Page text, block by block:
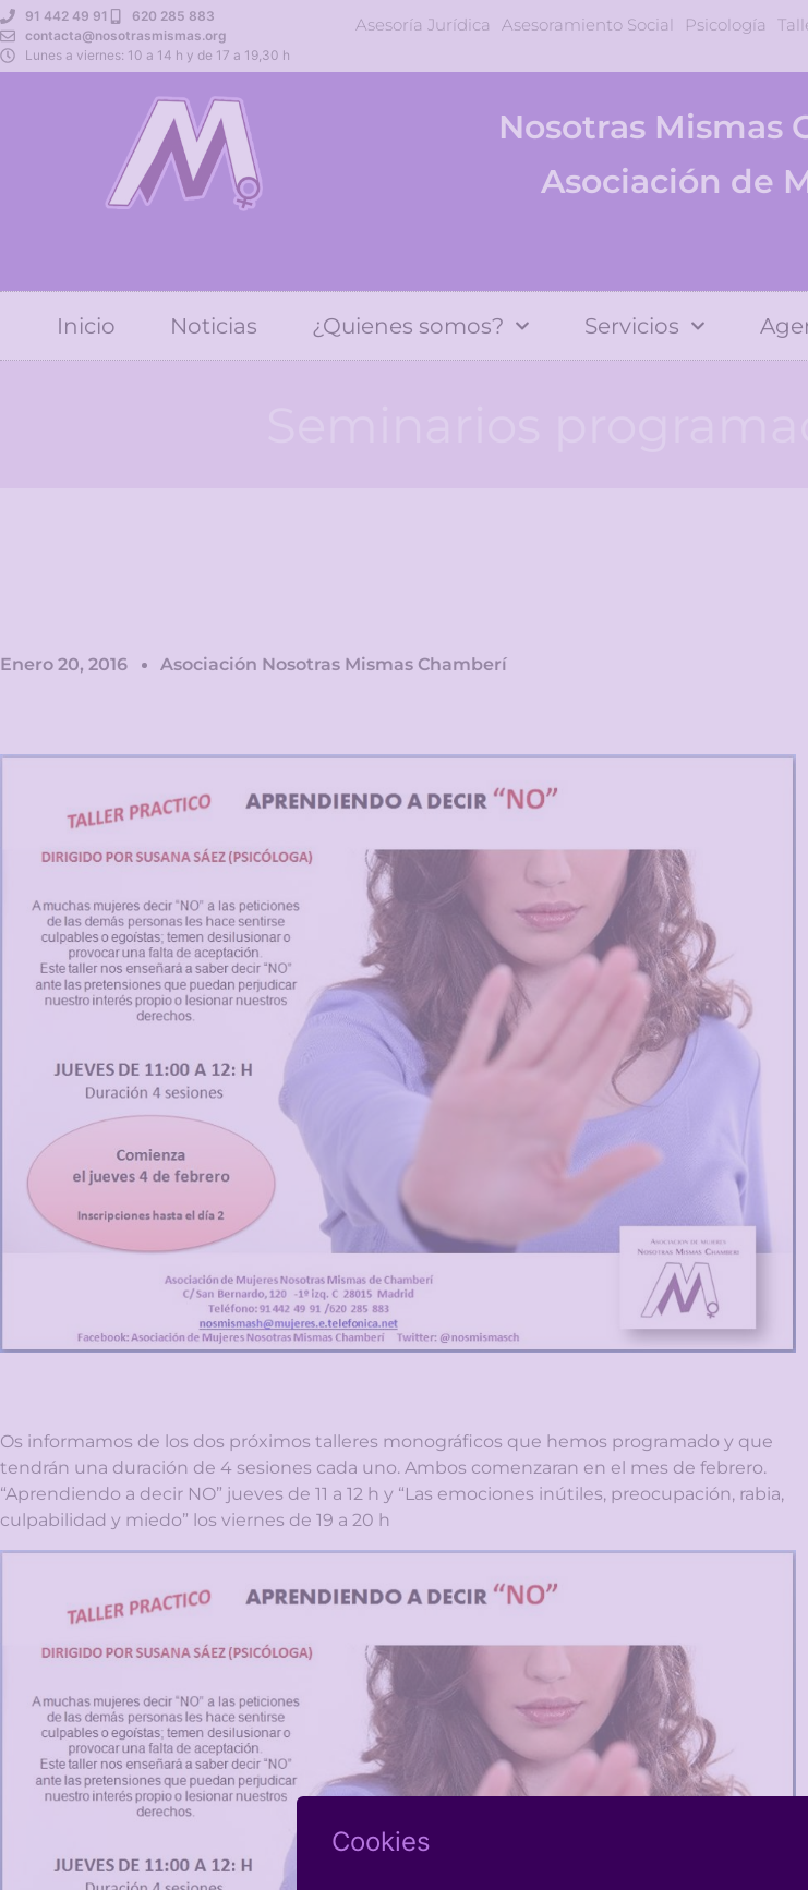
91 442 49 91
620 285 883
contacta@nosotrasmismas.org
Lunes a viernes: 10 a 14 h y de 17 a 19,30 h
Asesoría Jurídica Asesoramiento Social Psicología
Nosotras Mismas
Asociación de
Inicio Noticias ¿Quienes somos? Servicios
Enero 20, 2016 Asociación Nosotras Mismas Chamberí
Os informamos de los dos próximos talleres monográficos que hemos programado y que
tendrán una duración de 4 sesiones cada uno. Ambos comenzaran en el mes de febrero.
“Aprendiendo a decir NO” jueves de 11 a 12 h y “Las emociones inútiles, preocupación, rabia,
culpabilidad y miedo” los viernes de 19 a 20 h
Cookies